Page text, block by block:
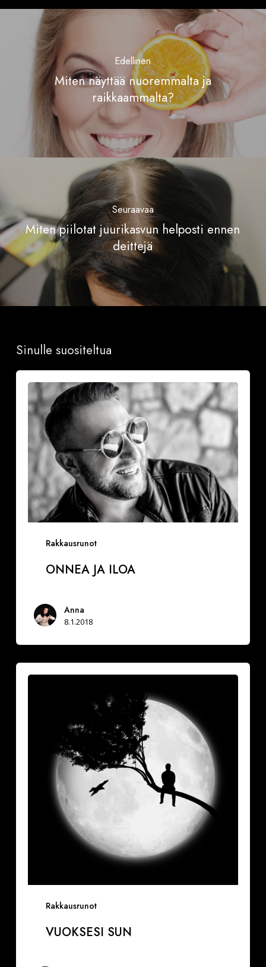
Edellinen
Miten näyttää nuoremmalta ja
raikkaammalta?
Seuraavaa
Miten piilotat juurikasvun helposti ennen
deittejä
Sinulle suositeltua
Rakkausrunot
Onnea
iloa
ONNEA JA ILOA
Anna
8.1.2018
Rakkausrunot
Vuoksesi
VUOKSESI SUN